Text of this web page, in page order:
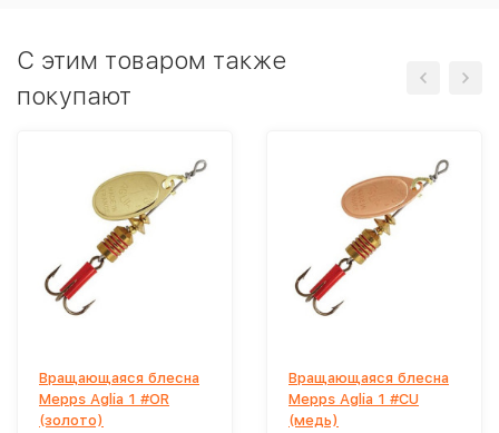
C этим товаром также
покупают
Вращающаяся блесна
Mepps Aglia 1 #OR
(золото)
Вращающаяся блесна
Mepps Aglia 1 #CU
(медь)